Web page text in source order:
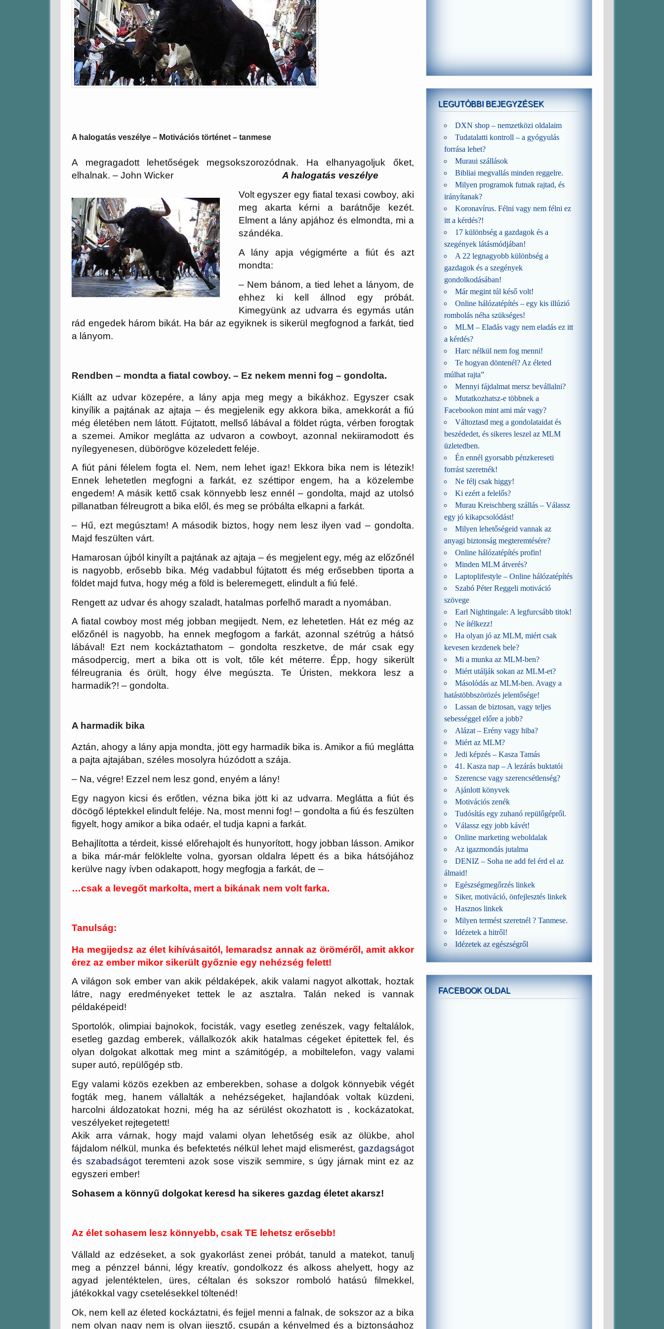
A halogatás veszélye – Motivációs történet – tanmese
A megragadott lehetőségek megsokszorozódnak. Ha elhanyagoljuk őket,
elhalnak. – John WickerA halogatás veszélye
Volt egyszer egy fiatal texasi cowboy, aki
meg akarta kérni a barátnője kezét.
Elment a lány apjához és elmondta, mi a
szándéka.
A lány apja végigmérte a fiút és azt
mondta:
– Nem bánom, a tied lehet a lányom, de
ehhez ki kell állnod egy próbát.
Kimegyünk az udvarra és egymás után
rád engedek három bikát. Ha bár az egyiknek is sikerül megfognod a farkát, tied
a lányom.
Rendben – mondta a fiatal cowboy. – Ez nekem menni fog – gondolta.
Kiállt az udvar közepére, a lány apja meg megy a bikákhoz. Egyszer csak
kinyílik a pajtának az ajtaja – és megjelenik egy akkora bika, amekkorát a fiú
még életében nem látott. Fújtatott, mellső lábával a földet rúgta, vérben forogtak
a szemei. Amikor meglátta az udvaron a cowboyt, azonnal nekiiramodott és
nyílegyenesen, dübörögve közeledett feléje.
A fiút páni félelem fogta el. Nem, nem lehet igaz! Ekkora bika nem is létezik!
Ennek lehetetlen megfogni a farkát, ez széttipor engem, ha a közelembe
engedem! A másik kettő csak könnyebb lesz ennél – gondolta, majd az utolsó
pillanatban félreugrott a bika elől, és meg se próbálta elkapni a farkát.
– Hű, ezt megúsztam! A második biztos, hogy nem lesz ilyen vad – gondolta.
Majd feszülten várt.
Hamarosan újból kinyílt a pajtának az ajtaja – és megjelent egy, még az előzőnél
is nagyobb, erősebb bika. Még vadabbul fújtatott és még erősebben tiporta a
földet majd futva, hogy még a föld is beleremegett, elindult a fiú felé.
Rengett az udvar és ahogy szaladt, hatalmas porfelhő maradt a nyomában.
A fiatal cowboy most még jobban megijedt. Nem, ez lehetetlen. Hát ez még az
előzőnél is nagyobb, ha ennek megfogom a farkát, azonnal szétrúg a hátsó
lábával! Ezt nem kockáztathatom – gondolta reszketve, de már csak egy
másodpercig, mert a bika ott is volt, tőle két méterre. Épp, hogy sikerült
félreugrania és örült, hogy élve megúszta. Te Úristen, mekkora lesz a
harmadik?! – gondolta.
A harmadik bika
Aztán, ahogy a lány apja mondta, jött egy harmadik bika is. Amikor a fiú meglátta
a pajta ajtajában, széles mosolyra húzódott a szája.
– Na, végre! Ezzel nem lesz gond, enyém a lány!
Egy nagyon kicsi és erőtlen, vézna bika jött ki az udvarra. Meglátta a fiút és
döcögő léptekkel elindult feléje. Na, most menni fog! – gondolta a fiú és feszülten
figyelt, hogy amikor a bika odaér, el tudja kapni a farkát.
Behajlította a térdeit, kissé előrehajolt és hunyorított, hogy jobban lásson. Amikor
a bika már-már felöklelte volna, gyorsan oldalra lépett és a bika hátsójához
kerülve nagy ívben odakapott, hogy megfogja a farkát, de –
…csak a levegőt markolta, mert a bikának nem volt farka.
Tanulság:
Ha megijedsz az élet kihívásaitól, lemaradsz annak az öröméről, amit akkor
érez az ember mikor sikerült győznie egy nehézség felett!
A világon sok ember van akik példaképek, akik valami nagyot alkottak, hoztak
látre, nagy eredményeket tettek le az asztalra. Talán neked is vannak
példaképeid!
Sportolók, olimpiai bajnokok, focisták, vagy esetleg zenészek, vagy feltalálok,
esetleg gazdag emberek, vállalkozók akik hatalmas cégeket épitettek fel, és
olyan dolgokat alkottak meg mint a számitógép, a mobiltelefon, vagy valami
super autó, repülőgép stb.
Egy valami közös ezekben az emberekben, sohase a dolgok könnyebik végét
fogták meg, hanem vállalták a nehézségeket, hajlandóak voltak küzdeni,
harcolni áldozatokat hozni, még ha az sérülést okozhatott is , kockázatokat,
veszélyeket rejtegetett!
Akik arra várnak, hogy majd valami olyan lehetőség esik az ölükbe, ahol
fájdalom nélkül, munka és befektetés nélkül lehet majd elismerést, gazdagságot
és szabadságot teremteni azok sose viszik semmire, s úgy járnak mint ez az
egyszeri ember!
Sohasem a könnyű dolgokat keresd ha sikeres gazdag életet akarsz!
Az élet sohasem lesz könnyebb, csak TE lehetsz erősebb!
Vállald az edzéseket, a sok gyakorlást zenei próbát, tanuld a matekot, tanulj
meg a pénzzel bánni, légy kreatív, gondolkozz és alkoss ahelyett, hogy az
agyad jelentéktelen, üres, céltalan és sokszor romboló hatású filmekkel,
játékokkal vagy csetelésekkel töltenéd!
Ok, nem kell az életed kockáztatni, és fejjel menni a falnak, de sokszor az a bika
nem olyan nagy nem is olyan ijesztő, csupán a kényelmed és a biztonsághoz
LEGUTÓBBI BEJEGYZÉSEK
DXN shop – nemzetközi oldalaim
Tudatalatti kontroll – a gyógyulás
forrása lehet?
Muraui szállások
Bibliai megvallás minden reggelre.
Milyen programok futnak rajtad, és
irányítanak?
Koronavírus. Félni vagy nem félni ez
itt a kérdés?!
17 különbség a gazdagok és a
szegények látásmódjában!
A 22 legnagyobb különbség a
gazdagok és a szegények
gondolkodásában!
Már megint túl késő volt!
Online hálózatépítés – egy kis illúzió
rombolás néha szükséges!
MLM – Eladás vagy nem eladás ez itt
a kérdés?
Harc nélkül nem fog menni!
Te hogyan döntenél? Az életed
múlhat rajta”
Mennyi fájdalmat mersz bevállalni?
Mutatkozhatsz-e többnek a
Facebookon mint ami már vagy?
Változtasd meg a gondolataidat és
beszédedet, és sikeres leszel az MLM
üzletedben.
Én ennél gyorsabb pénzkereseti
forrást szeretnék!
Ne félj csak higgy!
Ki ezért a felelős?
Murau Kreischberg szállás – Válassz
egy jó kikapcsolódást!
Milyen lehetőségeid vannak az
anyagi biztonság megteremtésére?
Online hálózatépítés profin!
Minden MLM átverés?
Laptoplifestyle – Online hálózatépítés
Szabó Péter Reggeli motiváció
szövege
Earl Nightingale: A legfurcsább titok!
Ne ítélkezz!
Ha olyan jó az MLM, miért csak
kevesen kezdenek bele?
Mi a munka az MLM-ben?
Miért utálják sokan az MLM-et?
Másolódás az MLM-ben. Avagy a
hatástöbbszörözés jelentősége!
Lassan de biztosan, vagy teljes
sebességgel előre a jobb?
Alázat – Erény vagy hiba?
Miért az MLM?
Jedi képzés – Kasza Tamás
41. Kasza nap – A lezárás buktatói
Szerencse vagy szerencsétlenség?
Ajánlott könyvek
Motivációs zenék
Tudósítás egy zuhanó repülőgépről.
Válassz egy jobb kávét!
Online marketing weboldalak
Az igazmondás jutalma
DENIZ – Soha ne add fel érd el az
álmaid!
Egészségmegőrzés linkek
Siker, motiváció, önfejlesztés linkek
Hasznos linkek
Milyen termést szeretnél ? Tanmese.
Idézetek a hitről!
Idézetek az egészségről
FACEBOOK OLDAL